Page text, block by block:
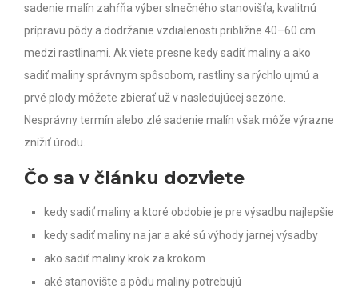
sadenie malín zahŕňa výber slnečného stanovišťa, kvalitnú
prípravu pôdy a dodržanie vzdialenosti približne 40–60 cm
medzi rastlinami. Ak viete presne kedy sadiť maliny a ako
sadiť maliny správnym spôsobom, rastliny sa rýchlo ujmú a
prvé plody môžete zbierať už v nasledujúcej sezóne.
Nesprávny termín alebo zlé sadenie malín však môže výrazne
znížiť úrodu.
Čo sa v článku dozviete
kedy sadiť maliny a ktoré obdobie je pre výsadbu najlepšie
kedy sadiť maliny na jar a aké sú výhody jarnej výsadby
ako sadiť maliny krok za krokom
aké stanovište a pôdu maliny potrebujú